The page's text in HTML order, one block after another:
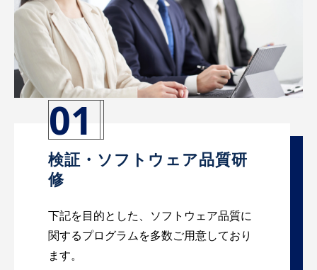
01
検証・ソフトウェア品質研
修
下記を目的とした、ソフトウェア品質に
関するプログラムを多数ご用意しており
ます。